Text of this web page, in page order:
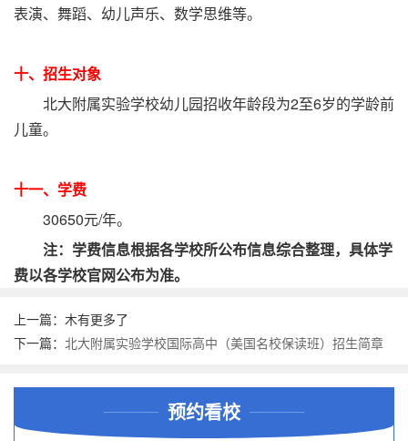
表演、舞蹈、幼儿声乐、数学思维等。
十、招生对象
北大附属实验学校幼儿园招收年龄段为2至6岁的学龄前
儿童。
十一、学费
30650元/年。
注：学费信息根据各学校所公布信息综合整理，具体学
费以各学校官网公布为准。
上一篇：木有更多了
下一篇： 北大附属实验学校国际高中（美国名校保读班）招生简章
预约看校